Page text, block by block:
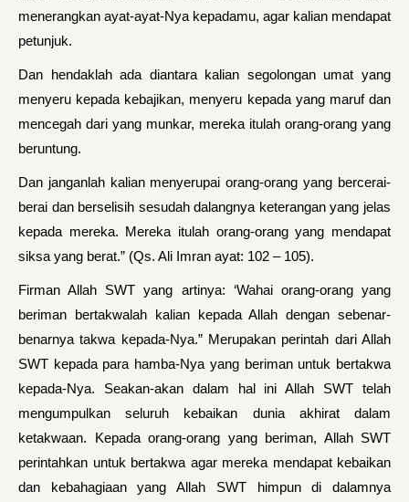
menerangkan ayat-ayat-Nya kepadamu, agar kalian mendapat
petunjuk.
Dan hendaklah ada diantara kalian segolongan umat yang
menyeru kepada kebajikan, menyeru kepada yang maruf dan
mencegah dari yang munkar, mereka itulah orang-orang yang
beruntung.
Dan janganlah kalian menyerupai orang-orang yang bercerai-
berai dan berselisih sesudah dalangnya keterangan yang jelas
kepada mereka. Mereka itulah orang-orang yang mendapat
siksa yang berat.” (Qs. Ali Imran ayat: 102 – 105).
Firman Allah SWT yang artinya: ‘Wahai orang-orang yang
beriman bertakwalah kalian kepada Allah dengan sebenar-
benarnya takwa kepada-Nya.” Merupakan perintah dari Allah
SWT kepada para hamba-Nya yang beriman untuk bertakwa
kepada-Nya. Seakan-akan dalam hal ini Allah SWT telah
mengumpulkan seluruh kebaikan dunia akhirat dalam
ketakwaan. Kepada orang-orang yang beriman, Allah SWT
perintahkan untuk bertakwa agar mereka mendapat kebaikan
dan kebahagiaan yang Allah SWT himpun di dalamnya